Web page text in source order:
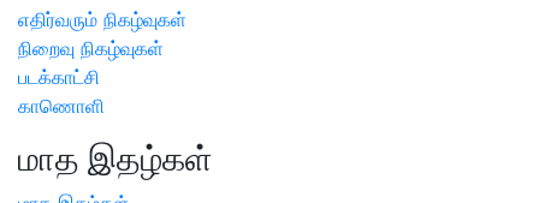
எதிர்வரும் நிகழ்வுகள்
நிறைவு நிகழ்வுகள்
படக்காட்சி
காணொளி
மாத இதழ்கள்